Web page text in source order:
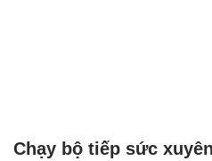
Chạy bộ tiếp sức